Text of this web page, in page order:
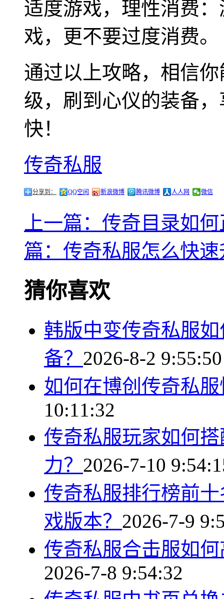
适度游戏，理性消费
戏，更不要过度消费。
通过以上攻略，相信
级，刷到心仪的装备
快！
传奇私服
分享到： QQ空间 新浪微博 腾讯微博 人人网 微信
上一篇：传奇目录如
篇：传奇私服怎么快
猜你喜欢
韩版中变传奇私服
备？ 2026-8-2 9:55:50
如何在博创传奇私
10:11:32
传奇私服玩家如何
力？ 2026-7-10
传奇私服排行榜前
戏版本？ 2026-7-9
传奇私服合击服如
2026-7-8 9:54:32